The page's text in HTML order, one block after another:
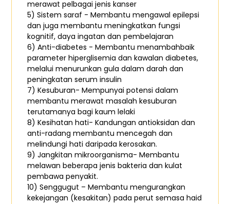
merawat pelbagai jenis kanser
5) Sistem saraf - Membantu mengawal epilepsi
dan juga membantu meningkatkan fungsi
kognitif, daya ingatan dan pembelajaran
6) Anti-diabetes - Membantu menambahbaik
parameter hiperglisemia dan kawalan diabetes,
melalui menurunkan gula dalam darah dan
peningkatan serum insulin
7) Kesuburan- Mempunyai potensi dalam
membantu merawat masalah kesuburan
terutamanya bagi kaum lelaki
8) Kesihatan hati- Kandungan antioksidan dan
anti-radang membantu mencegah dan
melindungi hati daripada kerosakan.
9) Jangkitan mikroorganisma- Membantu
melawan beberapa jenis bakteria dan kulat
pembawa penyakit.
10) Senggugut – Membantu mengurangkan
kekejangan (kesakitan) pada perut semasa haid